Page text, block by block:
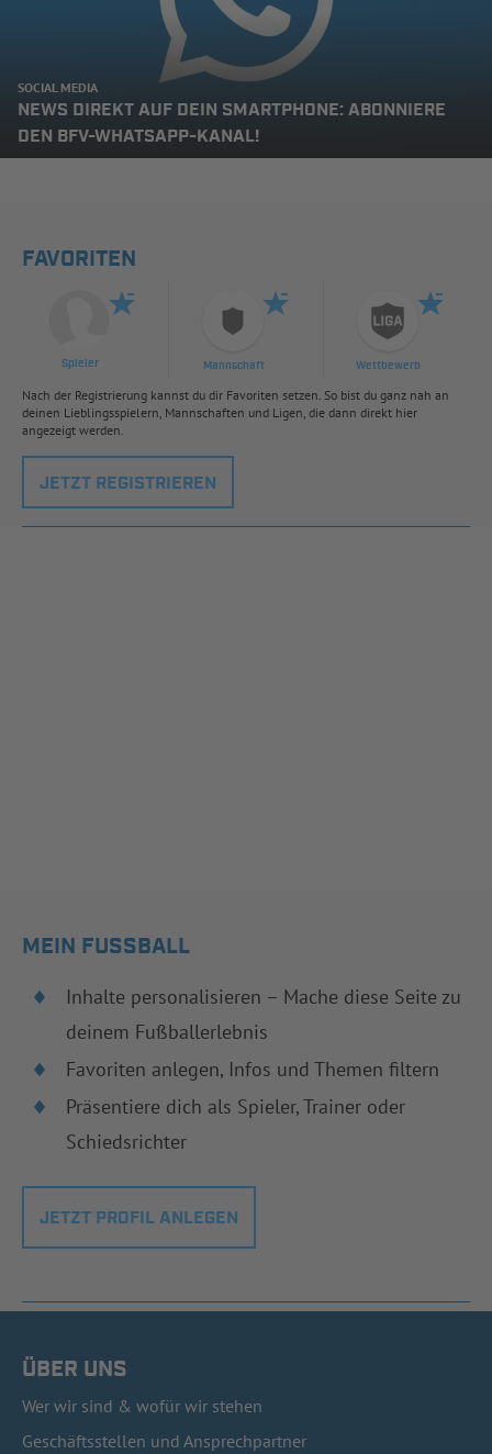
SOCIAL MEDIA
NEWS DIREKT AUF DEIN SMARTPHONE: ABONNIERE
DEN BFV-WHATSAPP-KANAL!
FAVORITEN
Spieler Mannschaft Wettbewerb
Nach der Registrierung kannst du dir Favoriten setzen. So bist du ganz nah an
deinen Lieblingsspielern, Mannschaften und Ligen, die dann direkt hier
angezeigt werden.
JETZT REGISTRIEREN
MEIN FUSSBALL
Inhalte personalisieren – Mache diese Seite zu
deinem Fußballerlebnis
Favoriten anlegen, Infos und Themen filtern
Präsentiere dich als Spieler, Trainer oder
Schiedsrichter
JETZT PROFIL ANLEGEN
ÜBER UNS
Wer wir sind & wofür wir stehen
Geschäftsstellen und Ansprechpartner